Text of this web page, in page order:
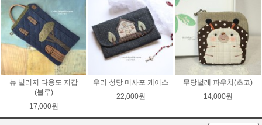
뉴 빌리지 다용도 지갑
(블루)
17,000원
우리 성당 미사포 케이스
22,000원
무당벌레 파우치(초코)
14,000원